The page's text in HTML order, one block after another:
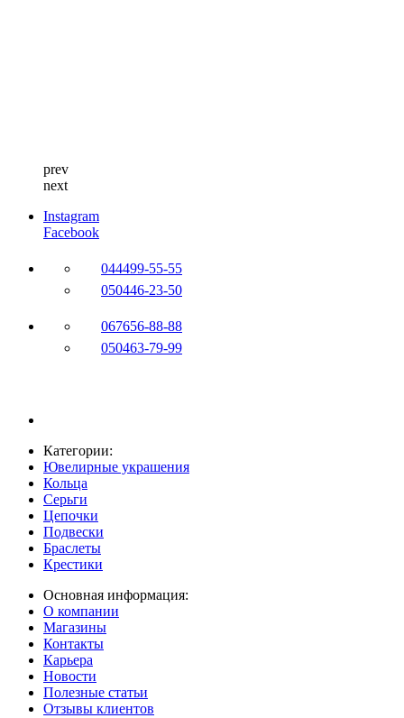
prev
next
Instagram
Facebook
044499-55-55
050446-23-50
067656-88-88
050463-79-99
Категории:
Ювелирные украшения
Кольца
Серьги
Цепочки
Подвески
Браслеты
Крестики
Основная информация:
О компании
Магазины
Контакты
Карьера
Новости
Полезные статьи
Отзывы клиентов